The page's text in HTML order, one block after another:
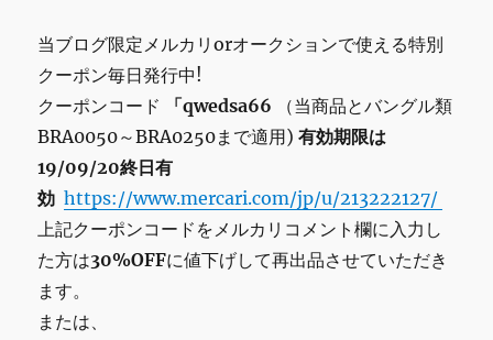
当ブログ限定メルカリorオークションで使える特別
クーポン毎日発行中!
クーポンコード
「qwedsa66 （当商品とバングル類
BRA0050～BRA0250まで適用)有効期限は
19/09/20終日有
効 https://www.mercari.com/jp/u/213222127/
上記クーポンコードをメルカリコメント欄に入力し
た方は30%OFFに値下げして再出品させていただき
ます。
または、